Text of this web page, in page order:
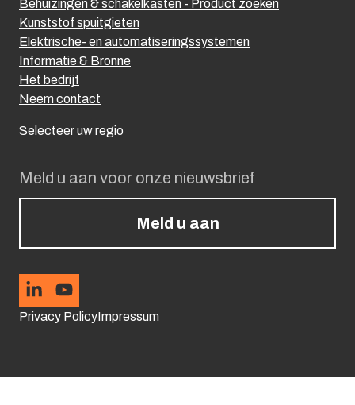
Meld u aan voor onze nieuwsbrief
Meld u aan
Privacy PolicyImpressum
Behuizingen & schakelkasten - Product zoeken
Kunststof spuitgieten
Elektrische- en automatiseringssystemen
Informatie & Bronne
Het bedrijf
Neem contact
Selecteer uw regio